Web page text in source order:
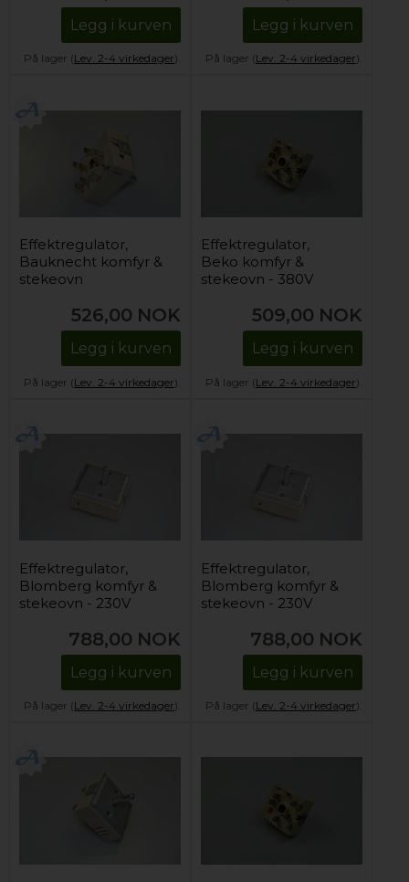
Legg i kurven
På lager (Lev. 2-4 virkedager).
Legg i kurven
På lager (Lev. 2-4 virkedager).
Effektregulator,
Bauknecht komfyr &
stekeovn
526,00 NOK
Legg i kurven
På lager (Lev. 2-4 virkedager).
Effektregulator,
Beko komfyr &
stekeovn - 380V
509,00 NOK
Legg i kurven
På lager (Lev. 2-4 virkedager).
Effektregulator,
Blomberg komfyr &
stekeovn - 230V
788,00 NOK
Legg i kurven
På lager (Lev. 2-4 virkedager).
Effektregulator,
Blomberg komfyr &
stekeovn - 230V
788,00 NOK
Legg i kurven
På lager (Lev. 2-4 virkedager).